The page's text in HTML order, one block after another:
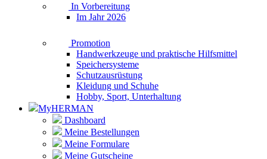
In Vorbereitung
Im Jahr 2026
Promotion
Handwerkzeuge und praktische Hilfsmittel
Speichersysteme
Schutzausrüstung
Kleidung und Schuhe
Hobby, Sport, Unterhaltung
MyHERMAN
Dashboard
Meine Bestellungen
Meine Formulare
Meine Gutscheine